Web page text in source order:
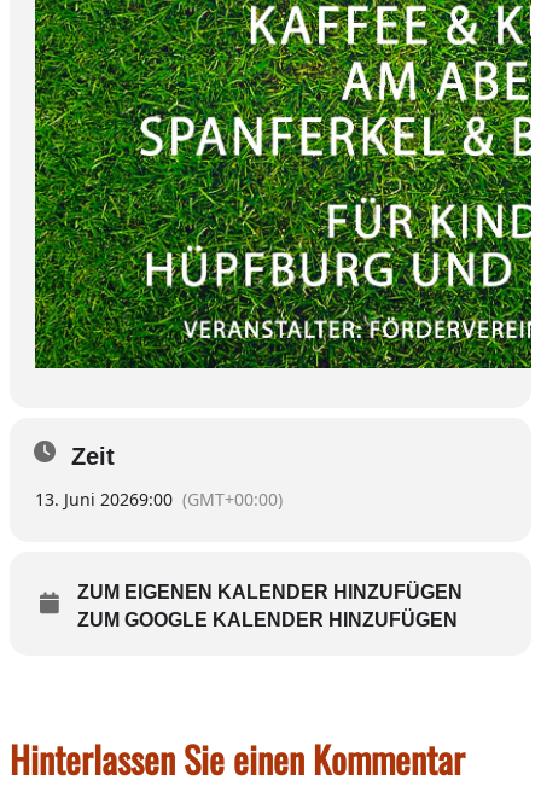
Zeit
13. Juni 20269:00 (GMT+00:00)
ZUM EIGENEN KALENDER HINZUFÜGEN
ZUM GOOGLE KALENDER HINZUFÜGEN
Hinterlassen Sie einen Kommentar